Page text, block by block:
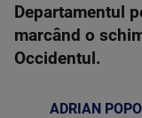
Departamentul
marcând o
Occidentul.
ADRIAN